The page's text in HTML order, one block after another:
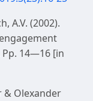
A.V. (2002).
14—16 [in
& Olexander